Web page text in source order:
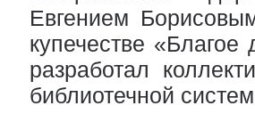
Евгением
купечестве
разработал
библиотечной